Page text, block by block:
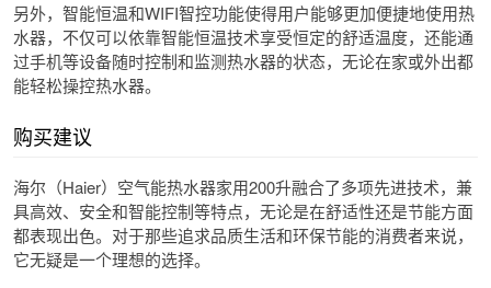
另外，智能恒温和WIFI智控功能使得用户能够更加便捷地使用热
水器，不仅可以依靠智能恒温技术享受恒定的舒适温度，还能通
过手机等设备随时控制和监测热水器的状态，无论在家或外出都
能轻松操控热水器。
购买建议
海尔（Haier）空气能热水器家用200升融合了多项先进技术，兼
具高效、安全和智能控制等特点，无论是在舒适性还是节能方面
都表现出色。对于那些追求品质生活和环保节能的消费者来说，
它无疑是一个理想的选择。